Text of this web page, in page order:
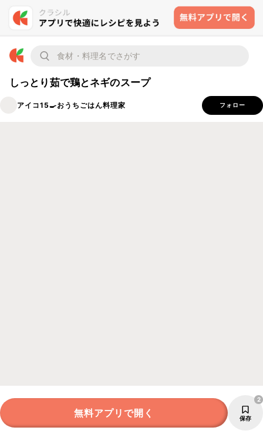
しっとり茹で鶏とネギのスープ
アイコ15🍳おうちごはん料理家 フォロー
無料アプリで開く 保存
2